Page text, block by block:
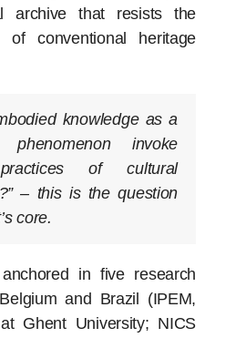
archive that resists the
of conventional heritage
knowledge as a
phenomenon invoke
of cultural
– this is the question
core.
in five research
and Brazil (IPEM,
Ghent University; NICS